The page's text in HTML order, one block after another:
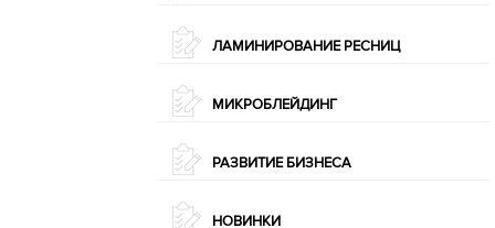
ЛАМИНИРОВАНИЕ РЕСНИЦ
МИКРОБЛЕЙДИНГ
РАЗВИТИЕ БИЗНЕСА
НОВИНКИ